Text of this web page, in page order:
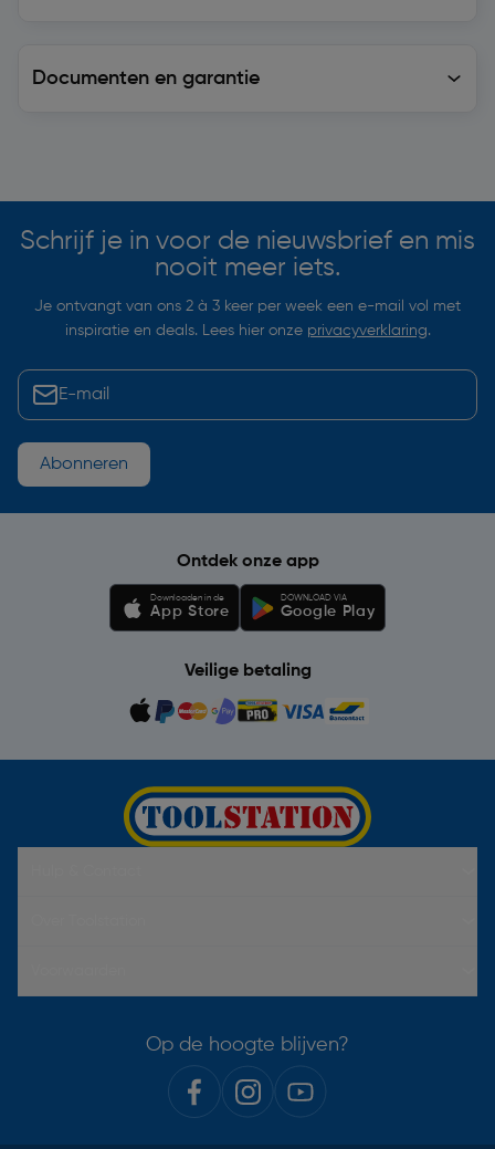
Documenten en garantie
Schrijf je in voor de nieuwsbrief en mis
nooit meer iets.
Je ontvangt van ons 2 à 3 keer per week een e-mail vol met
inspiratie en deals. Lees hier onze privacyverklaring.
Abonneren
Ontdek onze app
Downloaden in de
App Store
DOWNLOAD VIA
Google Play
Veilige betaling
Op de hoogte blijven?